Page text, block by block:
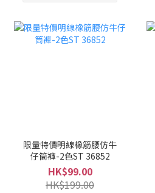
限量特價明線橡筋腰仿牛
仔筒褲-2色ST 36852
HK$99.00
HK$199.00